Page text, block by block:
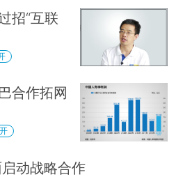
招“互联
合作拓网
动战略合作